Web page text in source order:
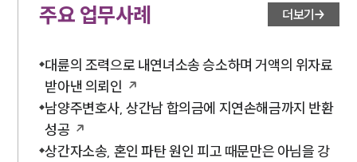
주요 업무사례 더보기
대륜의 조력으로 내연녀소송 승소하며 거액의 위자료
받아낸 의뢰인
남양주변호사, 상간남 합의금에 지연손해금까지 반환
성공
상간자소송, 혼인 파탄 원인 피고 때문만은 아님을 강